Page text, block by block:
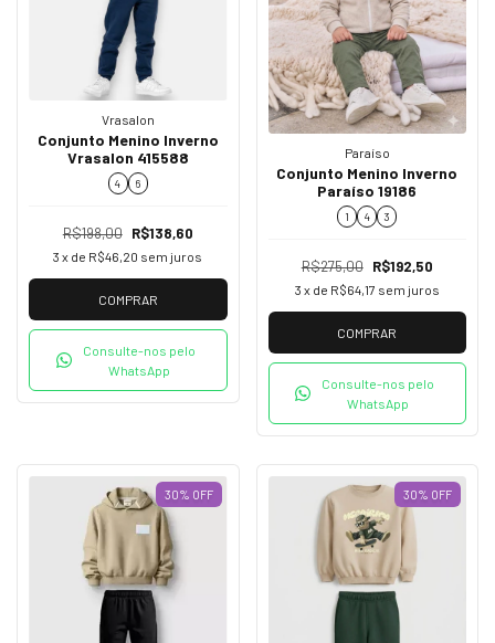
Vrasalon
Conjunto Menino Inverno
Vrasalon 415588
4 6
R$198,00 R$138,60
3 x de R$46,20 sem juros
COMPRAR
Consulte-nos pelo
WhatsApp
Paraíso
Conjunto Menino Inverno
Paraíso 19186
1 4 3
R$275,00 R$192,50
3 x de R$64,17 sem juros
COMPRAR
Consulte-nos pelo
WhatsApp
30% OFF 30% OFF